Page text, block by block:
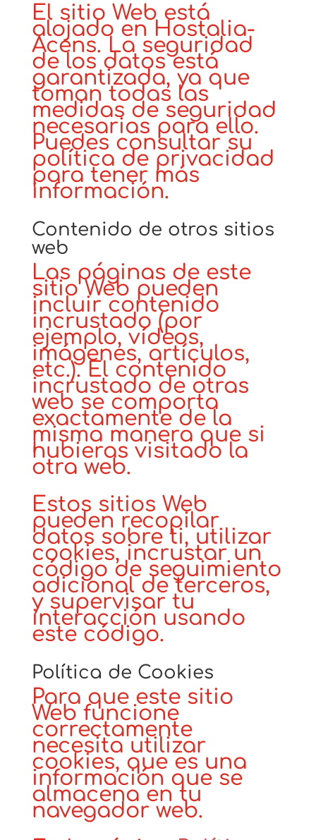
El sitio Web está
alojado en Hostalia-
Acens. La seguridad
de los datos está
garantizada, ya que
toman todas las
medidas de seguridad
necesarias para ello.
Puedes consultar su
política de privacidad
para tener más
información.
Contenido de otros sitios
web
Las páginas de este
sitio Web pueden
incluir contenido
incrustado (por
ejemplo, vídeos,
imágenes, artículos,
etc.). El contenido
incrustado de otras
web se comporta
exactamente de la
misma manera que si
hubieras visitado la
otra web.
Estos sitios Web
pueden recopilar
datos sobre ti, utilizar
cookies, incrustar un
código de seguimiento
adicional de terceros,
y supervisar tu
interacción usando
este código.
Política de Cookies
Para que este sitio
Web funcione
correctamente
necesita utilizar
cookies, que es una
información que se
almacena en tu
navegador web.